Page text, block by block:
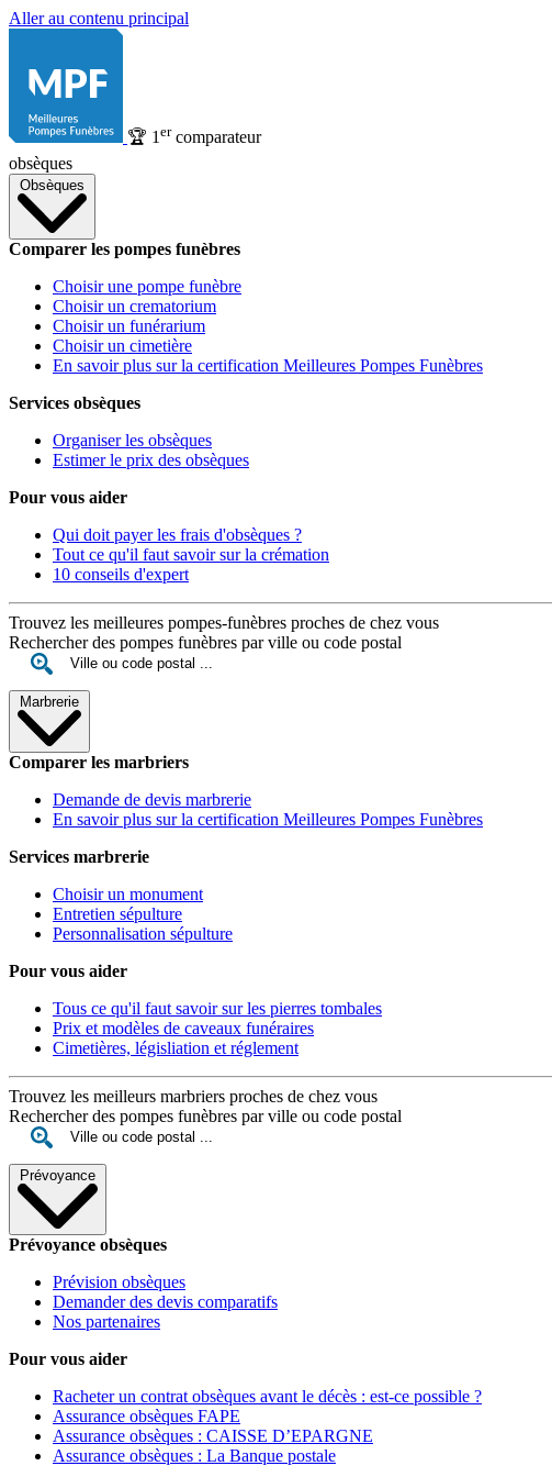
Aller au contenu principal
🏆 1 ercomparateur
obsèques
Obsèques
Comparer les pompes funèbres
Choisir une pompe funèbre
Choisir un crematorium
Choisir un funérarium
Choisir un cimetière
En savoir plus sur la certification Meilleures Pompes Funèbres
Services obsèques
Organiser les obsèques
Estimer le prix des obsèques
Pour vous aider
Qui doit payer les frais d'obsèques ?
Tout ce qu'il faut savoir sur la crémation
10 conseils d'expert
Trouvez les meilleures pompes-funèbres proches de chez vous
Rechercher des pompes funèbres par ville ou code postal
Marbrerie
Comparer les marbriers
Demande de devis marbrerie
En savoir plus sur la certification Meilleures Pompes Funèbres
Services marbrerie
Choisir un monument
Entretien sépulture
Personnalisation sépulture
Pour vous aider
Tous ce qu'il faut savoir sur les pierres tombales
Prix et modèles de caveaux funéraires
Cimetières, législiation et réglement
Trouvez les meilleurs marbriers proches de chez vous
Rechercher des pompes funèbres par ville ou code postal
Prévoyance
Prévoyance obsèques
Prévision obsèques
Demander des devis comparatifs
Nos partenaires
Pour vous aider
Racheter un contrat obsèques avant le décès : est-ce possible ?
Assurance obsèques FAPE
Assurance obsèques : CAISSE D’EPARGNE
Assurance obsèques : La Banque postale